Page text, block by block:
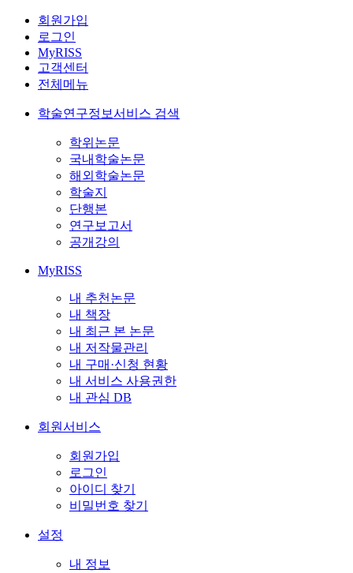
회원가입
로그인
MyRISS
고객센터
전체메뉴
학술연구정보서비스 검색
학위논문
국내학술논문
해외학술논문
학술지
단행본
연구보고서
공개강의
MyRISS
내 추천논문
내 책장
내 최근 본 논문
내 저작물관리
내 구매·신청 현황
내 서비스 사용권한
내 관심 DB
회원서비스
회원가입
로그인
아이디 찾기
비밀번호 찾기
설정
내 정보